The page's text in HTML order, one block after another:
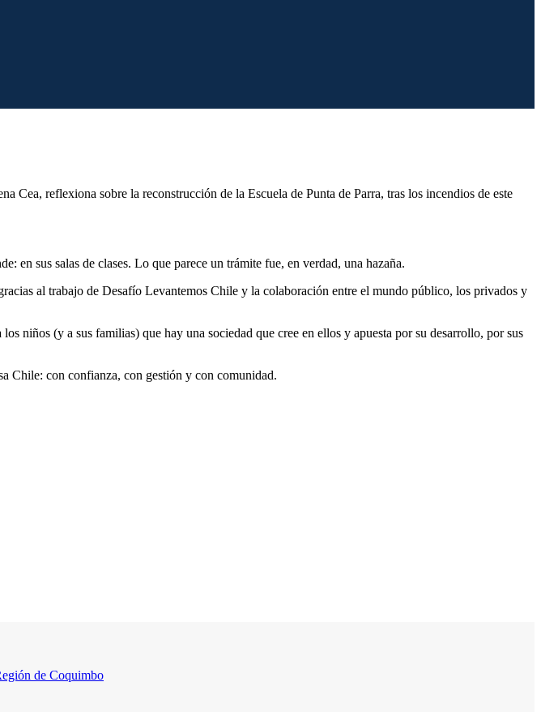
Cea, reflexiona sobre la reconstrucción de la Escuela de Punta de Parra, tras los incendios de este
en sus salas de clases. Lo que parece un trámite fue, en verdad, una hazaña.
al trabajo de Desafío Levantemos Chile y la colaboración entre el mundo público, los privados y
niños (y a sus familias) que hay una sociedad que cree en ellos y apuesta por su desarrollo, por sus
Chile: con confianza, con gestión y con comunidad.